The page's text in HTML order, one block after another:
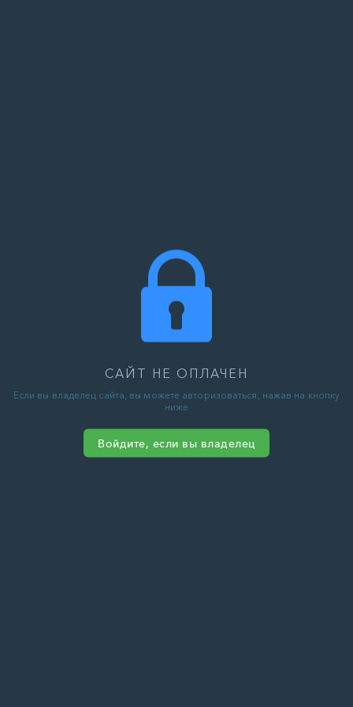
САЙТ НЕ ОПЛАЧЕН
Если вы владелец сайта, вы можете авторизоваться, нажав на кнопку
ниже
Войдите, если вы владелец